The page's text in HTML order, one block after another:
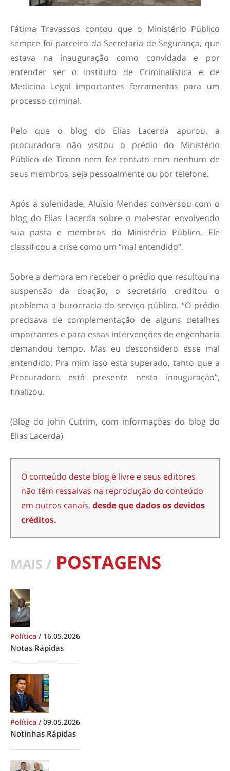
Fátima Travassos contou que o Ministério Público
sempre foi parceiro da Secretaria de Segurança, que
estava na inauguração como convidada e por
entender ser o Instituto de Criminalística e de
Medicina Legal importantes ferramentas para um
processo criminal.
Pelo que o blog do Elias Lacerda apurou, a
procuradora não visitou o prédio do Ministério
Público de Timon nem fez contato com nenhum de
seus membros, seja pessoalmente ou por telefone.
Após a solenidade, Aluísio Mendes conversou com o
blog do Elias Lacerda sobre o mal-estar envolvendo
sua pasta e membros do Ministério Público. Ele
classificou a crise como um “mal entendido”.
Sobre a demora em receber o prédio que resultou na
suspensão da doação, o secretário creditou o
problema a burocracia do serviço público. “O prédio
precisava de complementação de alguns detalhes
importantes e para essas intervenções de engenharia
demandou tempo. Mas eu desconsidero esse mal
entendido. Pra mim isso está superado, tanto que a
Procuradora está presente nesta inauguração”,
finalizou.
(Blog do John Cutrim, com informações do blog do
Elias Lacerda)
O conteúdo deste blog é livre e seus editores
não têm ressalvas na reprodução do conteúdo
em outros canais, desde que dados os devidos
créditos.
MAIS / POSTAGENS
Política / 16.05.2026
Notas Rápidas
Política /09.05.2026
Notinhas Rápidas